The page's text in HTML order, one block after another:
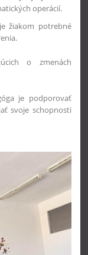
operácií.
žiakom potrebné
o zmenách
je podporovať
svoje schopnosti